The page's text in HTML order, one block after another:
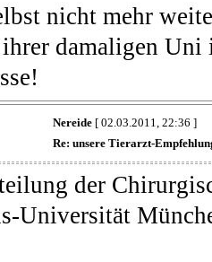
nicht mehr
damaligen Uni
Nereide[ 02.03.2011, 22:36 ]
Re: unsere Tierarzt-
der
Universität